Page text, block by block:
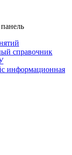
справочник
информационная